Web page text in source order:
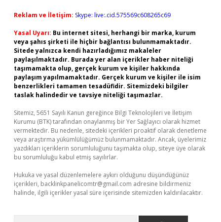
Reklam ve İletişim: Skype: live:.cid.575569c608265c69
Yasal Uyarı: Bu internet sitesi, herhangi bir marka, kurum
veya şahıs şirketi ile hiçbir bağlantısı bulunmamaktadır.
Sitede yalnızca kendi hazırladığımız makaleler
paylaşılmaktadır. Burada yer alan içerikler haber niteliği
taşımamakta olup, gerçek kurum ve kişiler hakkında
paylaşım yapılmamaktadır. Gerçek kurum ve kişiler ile isim
benzerlikleri tamamen tesadüfidir. Sitemizdeki bilgiler
taslak halindedir ve tavsiye niteliği taşımazlar.
Sitemiz, 5651 Sayılı Kanun gereğince Bilgi Teknolojileri ve İletişim
Kurumu (BTK) tarafından onaylanmış bir Yer Sağlayıcı olarak hizmet
vermektedir. Bu nedenle, sitedeki içerikleri proaktif olarak denetleme
veya araştırma yükümlülüğümüz bulunmamaktadır. Ancak, üyelerimiz
yazdıkları içeriklerin sorumluluğunu taşımakta olup, siteye üye olarak
bu sorumluluğu kabul etmiş sayılırlar.
Hukuka ve yasal düzenlemelere aykırı olduğunu düşündüğünüz
içerikleri, backlinkpanelicomtr@gmail.com adresine bildirmeniz
halinde, ilgili içerikler yasal süre içerisinde sitemizden kaldırılacaktır.